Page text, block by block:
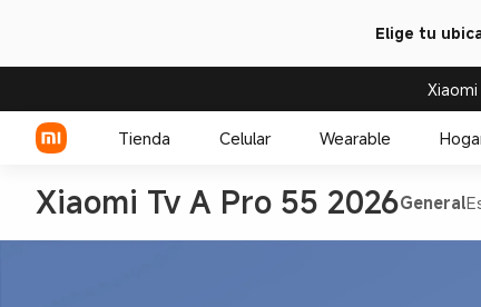
Elige tu
Tienda Celular Wearable
Xiaomi Tv A Pro 55 2026General